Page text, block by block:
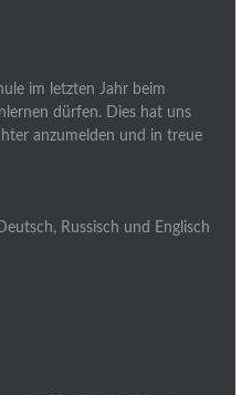
im letzten Jahr beim
dürfen. Dies hat uns
anzumelden und in treue
Russisch und Englisch